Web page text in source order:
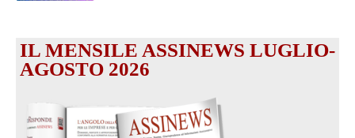
IL MENSILE ASSINEWS LUGLIO-
AGOSTO 2026